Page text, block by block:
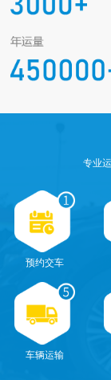
专业
预约交车
车辆运输